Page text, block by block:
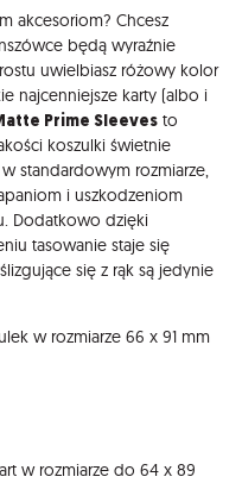
akcesoriom? Chcesz
będą wyraźnie
uwielbiasz różowy kolor
najcenniejsze karty (albo i
Prime Sleeves to
koszulki świetnie
standardowym rozmiarze,
i uszkodzeniom
Dodatkowo dzięki
tasowanie staje się
się z rąk są jedynie
w rozmiarze 66 x 91 mm
w rozmiarze do 64 x 89